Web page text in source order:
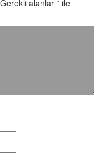
Gerekli alanlar * ile